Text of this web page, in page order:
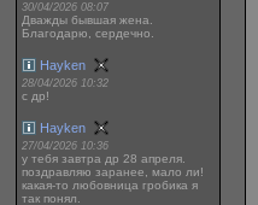
30/04/2026 08:07
Дважды бывшая жена.
Благодарю, сердечно.
Hayken
28/04/2026 10:32
с др!
Hayken
27/04/2026 10:36
у тебя завтра др 28 апреля.
поздравляю заранее, мало ли!
какая-то любовница гробика я
так понял.